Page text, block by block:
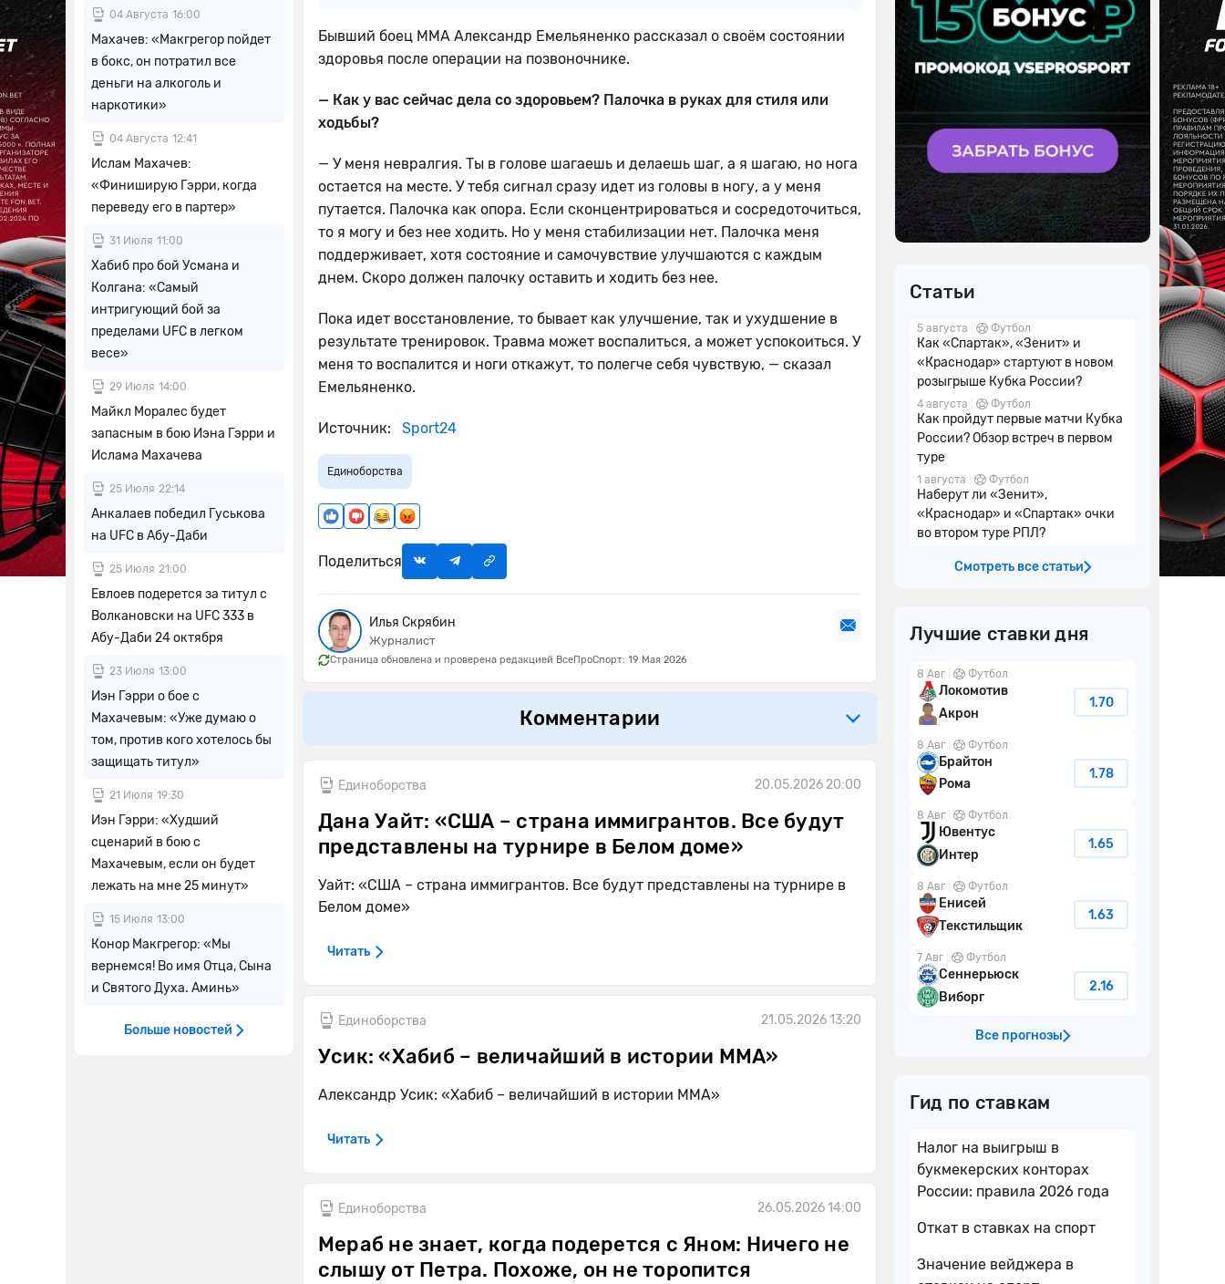
04 Августа 16:00
Махачев: «Макгрегор пойдет
в бокс, он потратил все
деньги на алкоголь и
наркотики»
04 Августа 12:41
Ислам Махачев:
«Финиширую Гэрри, когда
переведу его в партер»
31 Июля 11:00
Хабиб про бой Усмана и
Колгана: «Самый
интригующий бой за
пределами UFC в легком
весе»
29 Июля 14:00
Майкл Моралес будет
запасным в бою Иэна Гэрри и
Ислама Махачева
25 Июля 22:14
Анкалаев победил Гуськова
на UFC в Абу-Даби
25 Июля 21:00
Евлоев подерется за титул с
Волкановски на UFC 333 в
Абу-Даби 24 октября
23 Июля 13:00
Иэн Гэрри о бое с
Махачевым: «Уже думаю о
том, против кого хотелось бы
защищать титул»
21 Июля 19:30
Иэн Гэрри: «Худший
сценарий в бою с
Махачевым, если он будет
лежать на мне 25 минут»
15 Июля 13:00
Конор Макгрегор: «Мы
вернемся! Во имя Отца, Сына
и Святого Духа. Аминь»
Больше новостей
Бывший боец ММА Александр Емельяненко рассказал о своём состоянии
здоровья после операции на позвоночнике.
— Как у вас сейчас дела со здоровьем? Палочка в руках для стиля или
ходьбы?
— У меня невралгия. Ты в голове шагаешь и делаешь шаг, а я шагаю, но нога
остается на месте. У тебя сигнал сразу идет из головы в ногу, а у меня
путается. Палочка как опора. Если сконцентрироваться и сосредоточиться,
то я могу и без нее ходить. Но у меня стабилизации нет. Палочка меня
поддерживает, хотя состояние и самочувствие улучшаются с каждым
днем. Скоро должен палочку оставить и ходить без нее.
Пока идет восстановление, то бывает как улучшение, так и ухудшение в
результате тренировок. Травма может воспалиться, а может успокоиться. У
меня то воспалится и ноги откажут, то полегче себя чувствую, — сказал
Емельяненко.
Источник: Sport24
Единоборства
Поделиться
Илья Скрябин
Журналист
Страница обновлена и проверена редакцией ВсеПроСпорт: 19 Мая 2026
Комментарии
Единоборства 20.05.2026 20:00
Дана Уайт: «США – страна иммигрантов. Все будут
представлены на турнире в Белом доме»
Уайт: «США – страна иммигрантов. Все будут представлены на турнире в
Белом доме»
Читать
Единоборства 21.05.2026 13:20
Усик: «Хабиб – величайший в истории MMA»
Александр Усик: «Хабиб – величайший в истории MMA»
Читать
Единоборства 26.05.2026 14:00
Мераб не знает, когда подерется с Яном: Ничего не
слышу от Петра. Похоже, он не торопится
Статьи
5 августа Футбол
Как «Спартак», «Зенит» и
«Краснодар» стартуют в новом
розыгрыше Кубка России?
4 августа Футбол
Как пройдут первые матчи Кубка
России? Обзор встреч в первом
туре
1 августа Футбол
Наберут ли «Зенит»,
«Краснодар» и «Спартак» очки
во втором туре РПЛ?
Смотреть все статьи
Лучшие ставки дня
8 Авг Футбол
Локомотив
Акрон
1.70
8 Авг Футбол
Брайтон
Рома
1.78
8 Авг Футбол
Ювентус
Интер
1.65
8 Авг Футбол
Енисей
Текстильщик
1.63
7 Авг Футбол
Сеннерьюск
Виборг
2.16
Все прогнозы
Гид по ставкам
Налог на выигрыш в
букмекерских конторах
России: правила 2026 года
Откат в ставках на спорт
Значение вейджера в